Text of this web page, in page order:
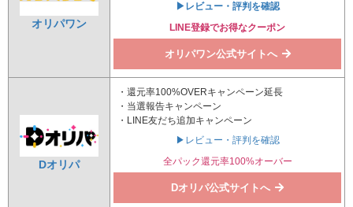
オリパワン
▶レビュー・評判を確認
LINE登録でお得なクーポン
オリパワン公式サイトへ
Dオリパ
・還元率100%OVERキャンペーン延長
・当選報告キャンペーン
・LINE友だち追加キャンペーン
▶レビュー・評判を確認
全パック還元率100%オーバー
Dオリパ公式サイトへ